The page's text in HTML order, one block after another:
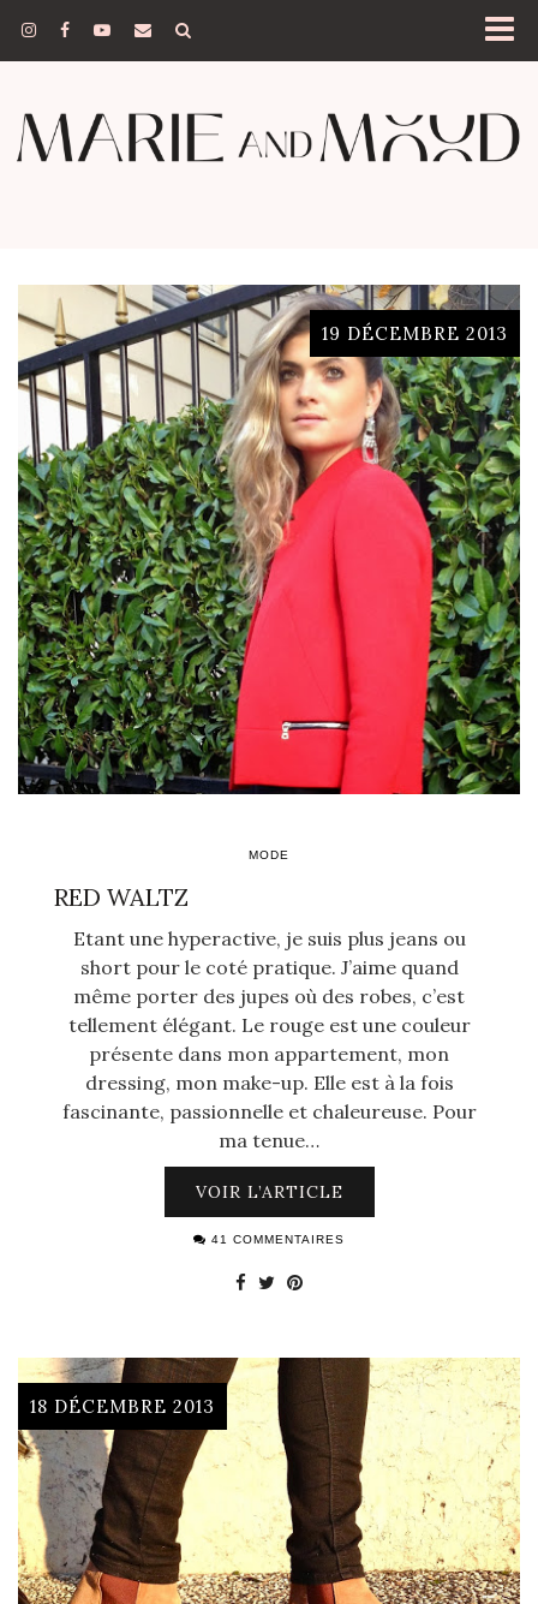
19 DÉCEMBRE 2013
MODE
RED WALTZ
Etant une hyperactive, je suis plus jeans ou
short pour le coté pratique. J’aime quand
même porter des jupes où des robes, c’est
tellement élégant. Le rouge est une couleur
présente dans mon appartement, mon
dressing, mon make-up. Elle est à la fois
fascinante, passionnelle et chaleureuse. Pour
ma tenue…
VOIR L’ARTICLE
41 COMMENTAIRES
18 DÉCEMBRE 2013